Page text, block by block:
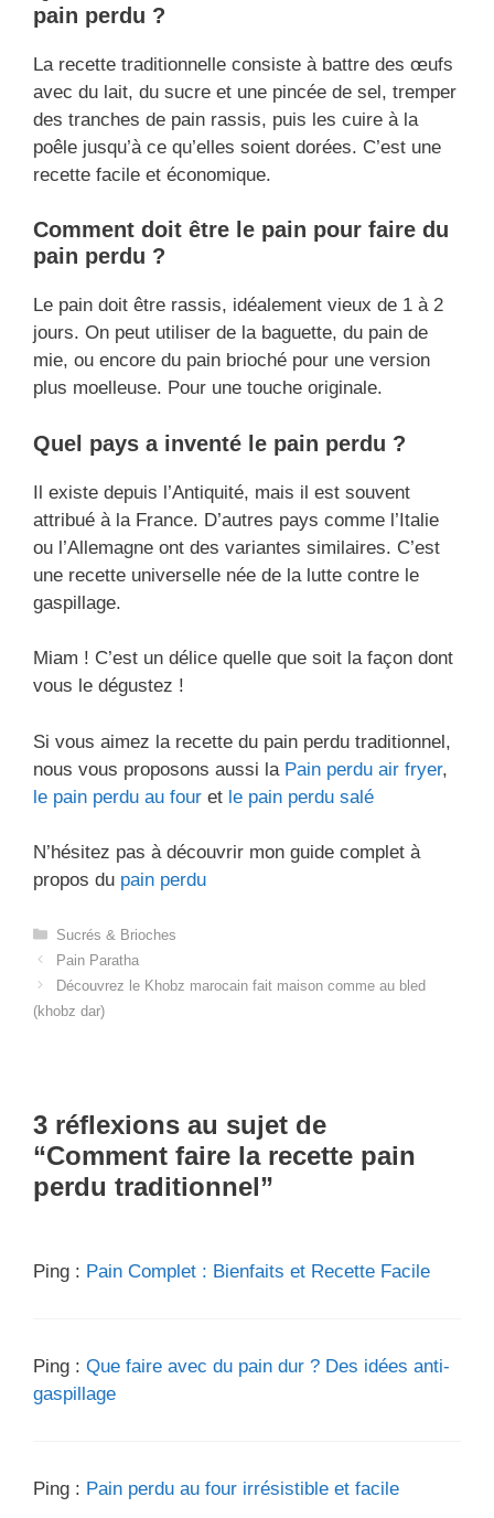
pain perdu ?
La recette traditionnelle consiste à battre des œufs
avec du lait, du sucre et une pincée de sel, tremper
des tranches de pain rassis, puis les cuire à la
poêle jusqu’à ce qu’elles soient dorées. C’est une
recette facile et économique.
Comment doit être le pain pour faire du
pain perdu ?
Le pain doit être rassis, idéalement vieux de 1 à 2
jours. On peut utiliser de la baguette, du pain de
mie, ou encore du pain brioché pour une version
plus moelleuse. Pour une touche originale.
Quel pays a inventé le pain perdu ?
Il existe depuis l’Antiquité, mais il est souvent
attribué à la France. D’autres pays comme l’Italie
ou l’Allemagne ont des variantes similaires. C’est
une recette universelle née de la lutte contre le
gaspillage.
Miam ! C’est un délice quelle que soit la façon dont
vous le dégustez !
Si vous aimez la recette du pain perdu traditionnel,
nous vous proposons aussi la Pain perdu air fryer,
le pain perdu au four et le pain perdu salé
N’hésitez pas à découvrir mon guide complet à
propos du pain perdu
Catégories
Sucrés & Brioches
Pain Paratha
Découvrez le Khobz marocain fait maison comme au bled
(khobz dar)
3 réflexions au sujet de
“Comment faire la recette pain
perdu traditionnel”
Ping : Pain Complet : Bienfaits et Recette Facile
Ping : Que faire avec du pain dur ? Des idées anti-
gaspillage
Ping : Pain perdu au four irrésistible et facile